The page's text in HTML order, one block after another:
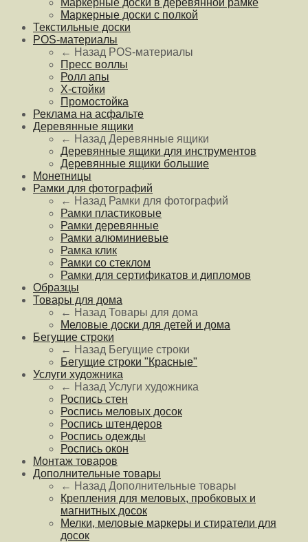
Маркерные доски с полкой
Текстильные доски
POS-материалы
← Назад POS-материалы
Пресс воллы
Ролл апы
Х-стойки
Промостойка
Реклама на асфальте
Деревянные ящики
← Назад Деревянные ящики
Деревянные ящики для инструментов
Деревянные ящики большие
Монетницы
Рамки для фотографий
← Назад Рамки для фотографий
Рамки пластиковые
Рамки деревянные
Рамки алюминиевые
Рамка клик
Рамки со стеклом
Рамки для сертификатов и дипломов
Образцы
Товары для дома
← Назад Товары для дома
Меловые доски для детей и дома
Бегущие строки
← Назад Бегущие строки
Бегущие строки "Красные"
Услуги художника
← Назад Услуги художника
Роспись стен
Роспись меловых досок
Роспись штендеров
Роспись одежды
Роспись окон
Монтаж товаров
Дополнительные товары
← Назад Дополнительные товары
Крепления для меловых, пробковых и
магнитных досок
Мелки, меловые маркеры и стиратели для
досок